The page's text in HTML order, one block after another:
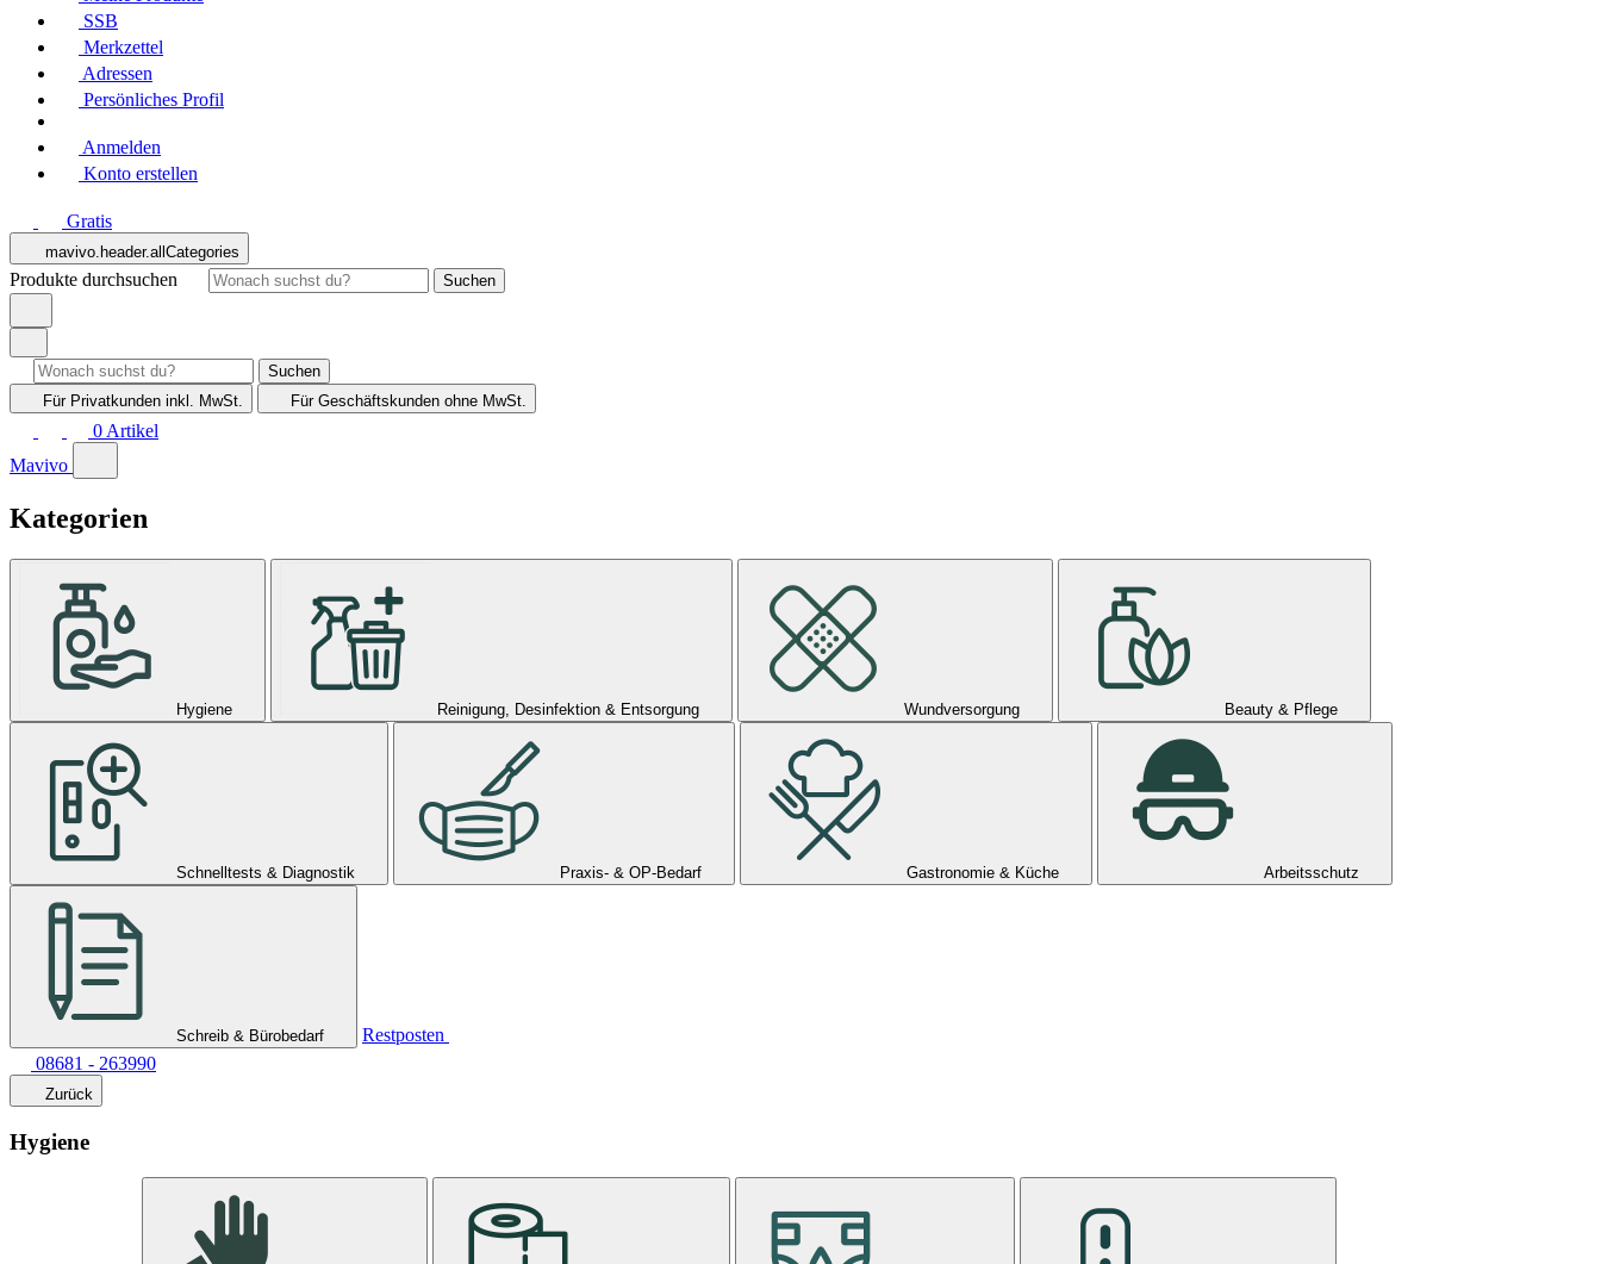
SSB
Merkzettel
Adressen
Persönliches Profil
Anmelden
Konto erstellen
Gratis
mavivo.header.allCategories
Produkte durchsuchen Suchen
Suchen
Für Privatkunden inkl. MwSt. Für Geschäftskunden ohne MwSt.
0 Artikel
Mavivo
Kategorien
Hygiene Reinigung, Desinfektion & Entsorgung Wundversorgung Beauty & Pflege
Schnelltests & Diagnostik Praxis- & OP-Bedarf Gastronomie & Küche Arbeitsschutz
Schreib & Bürobedarf
Restposten
08681 - 263990
Zurück
Hygiene